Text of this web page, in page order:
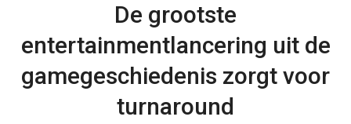
De grootste
entertainmentlancering uit de
gamegeschiedenis zorgt voor
turnaround